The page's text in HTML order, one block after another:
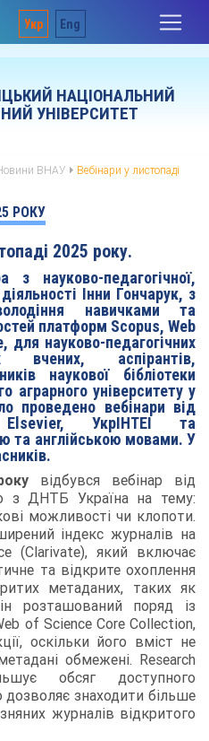
Укр Eng
НАЦІОНАЛЬНИЙ
УНІВЕРСИТЕТ
ВНАУ
Вебінари у листопаді
РОКУ
2025 року.
з науково-педагогічної,
Інни Гончарук, з
навичками та
платформ Scopus, Web
науково-педагогічних
вчених, аспірантів,
наукової бібліотеки
аграрного університету у
проведено вебінари від
УкрІНТЕІ та
та англійською мовами. У
відбувся вебінар від
з ДНТБ Україна на тему:
можливості чи клопоти.
індекс журналів на
(Clarivate), який включає
та відкрите охоплення
метаданих, таких як
розташований поряд із
of Science Core Collection,
оскільки його вміст не
обмежені. Research
обсяг доступного
знаходити більше
журналів відкритого